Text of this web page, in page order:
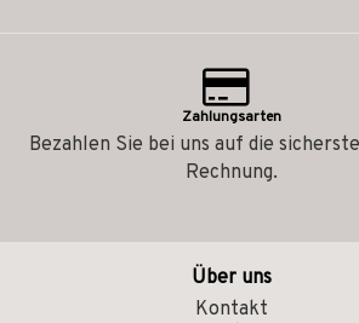
Zahlungsarten
Bezahlen Sie bei uns auf die
Rechnung.
Über uns
Kontakt